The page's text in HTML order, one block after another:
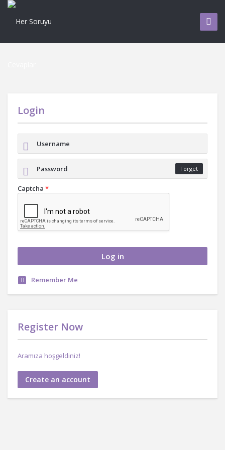
Login
Forget
Captcha *
Remember Me
Register Now
Aramıza hoşgeldiniz!
Create an account